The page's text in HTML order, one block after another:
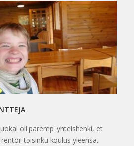
oli parempi yhteishenki, et
toisinku koulus yleensä.